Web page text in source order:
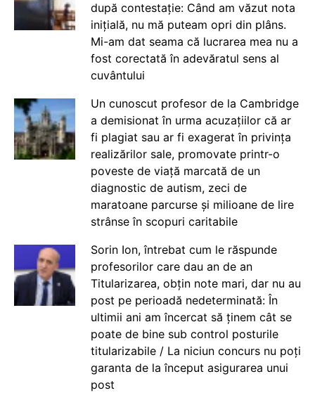
după contestație: Când am văzut nota
inițială, nu mă puteam opri din plâns.
Mi-am dat seama că lucrarea mea nu a
fost corectată în adevăratul sens al
cuvântului
Un cunoscut profesor de la Cambridge
a demisionat în urma acuzațiilor că ar
fi plagiat sau ar fi exagerat în privința
realizărilor sale, promovate printr-o
poveste de viață marcată de un
diagnostic de autism, zeci de
maratoane parcurse și milioane de lire
strânse în scopuri caritabile
Sorin Ion, întrebat cum le răspunde
profesorilor care dau an de an
Titularizarea, obțin note mari, dar nu au
post pe perioadă nedeterminată: În
ultimii ani am încercat să ținem cât se
poate de bine sub control posturile
titularizabile / La niciun concurs nu poți
garanta de la început asigurarea unui
post